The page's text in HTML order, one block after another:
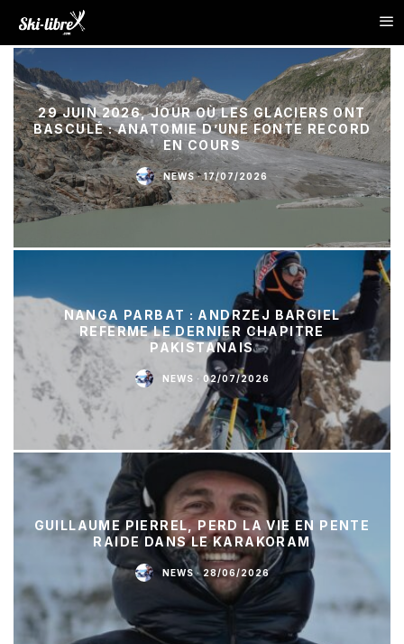
29 JUIN 2026, JOUR OÙ LES GLACIERS ONT
BASCULÉ : ANATOMIE D’UNE FONTE RECORD
EN COURS
NEWS · 17/07/2026
NANGA PARBAT : ANDRZEJ BARGIEL
REFERME LE DERNIER CHAPITRE
PAKISTANAIS
NEWS · 02/07/2026
GUILLAUME PIERREL, PERD LA VIE EN PENTE
RAIDE DANS LE KARAKORAM
NEWS · 28/06/2026